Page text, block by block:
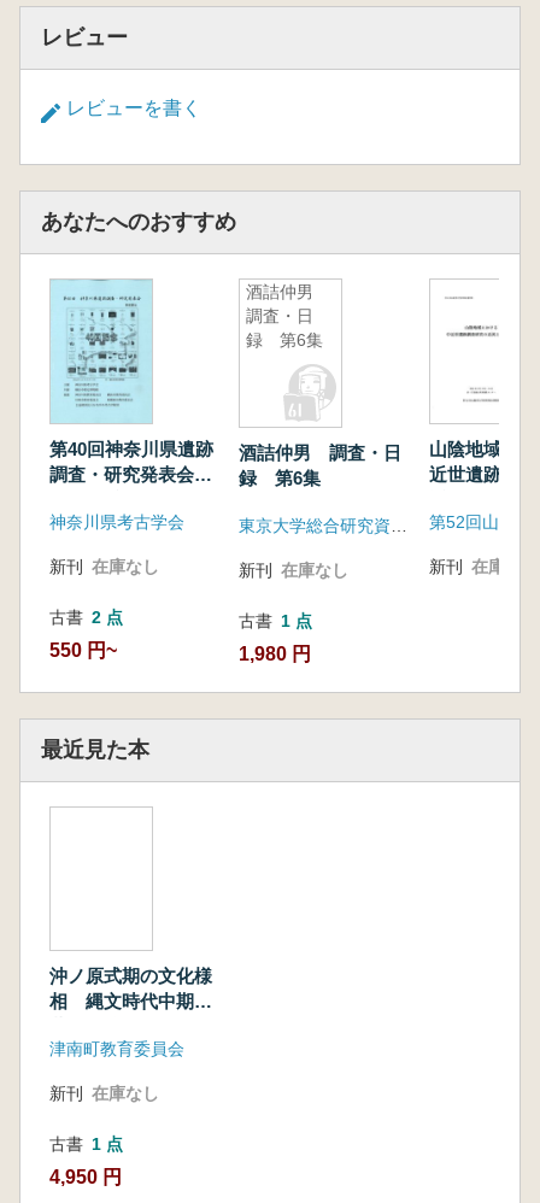
レビュー
レビューを書く
あなたへのおすすめ
第40回神奈川県遺跡
調査・研究発表会
神奈川県考古学会
新刊 在庫なし
古書 2 点
550 円~
酒詰仲男
調査・日
録 第6集
酒詰仲男 調査・日
録 第6集
新刊 在庫なし
古書 1 点
1,980 円
山陰地域に
近世遺跡調
新刊 在庫なし
最近見た本
沖ノ原式期の文化様
相 縄文時代中期末
稿集
津南町教育委員会
新刊 在庫なし
古書 1 点
4,950 円